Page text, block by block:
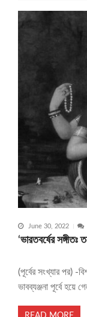
June 30, 2022
‘ভারতবর্ষের
(পূর্বের সংখ্যার পর) -
ভাবব্যঞ্জনা পূর্বে হয়ে